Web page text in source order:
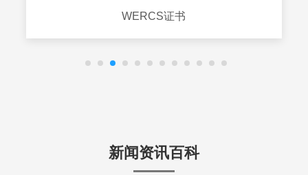
WERCS证书
新闻资讯百科